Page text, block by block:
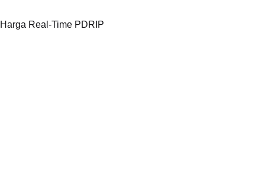
Harga Real-Time PDRIP